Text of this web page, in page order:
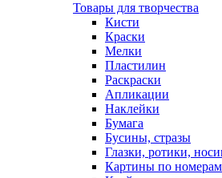
Товары для творчества
Кисти
Краски
Мелки
Пластилин
Раскраски
Апликации
Наклейки
Бумага
Бусины, стразы
Глазки, ротики,
Картины по номерам